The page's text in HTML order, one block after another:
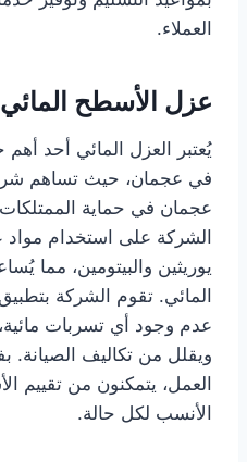
العملاء.
عزل الأسطح
يُعتبر العزل المائي أحد
في عجمان، حيث تساهم
عجمان في حماية
الشركة على استخدام مواد
يوريثين والبيتومين، مما
المائي. تقوم الشركة
عدم وجود أي تسربات
ويقلل من تكاليف الصيانة.
العمل، يتمكنون من تقييم
الأنسب لكل حالة.